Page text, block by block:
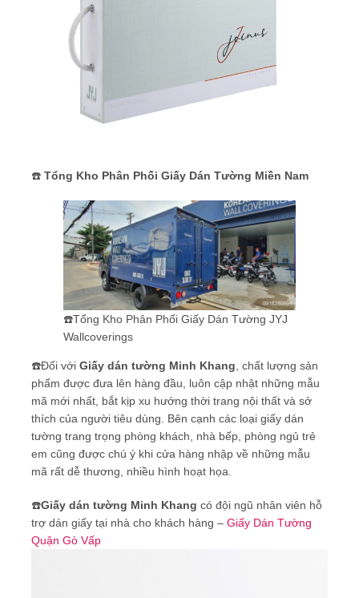
☎️ Tổng Kho Phân Phối Giấy Dán Tường Miền Nam
☎️Tổng Kho Phân Phối Giấy Dán Tường JYJ
Wallcoverings
☎️Đối với Giấy dán tường Minh Khang , chất lượng sản
phẩm được đưa lên hàng đầu, luôn cập nhật những mẫu
mã mới nhất, bắt kịp xu hướng thời trang nội thất và sở
thích của người tiêu dùng. Bên cạnh các loại giấy dán
tường trang trọng phòng khách, nhà bếp, phòng ngủ trẻ
em cũng được chú ý khi cửa hàng nhập về những mẫu
mã rất dễ thương, nhiều hình hoạt họa.
☎️Giấy dán tường Minh Khang có đội ngũ nhân viên hỗ
trợ dán giấy tại nhà cho khách hàng – Giấy Dán Tường
Quận Gò Vấp